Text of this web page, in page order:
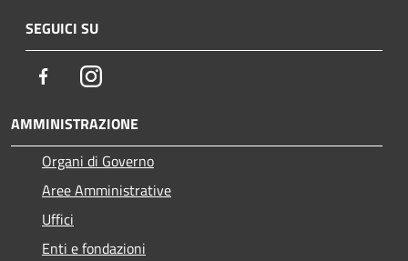
SEGUICI SU
FacebookInstagram
AMMINISTRAZIONE
Organi di Governo
Aree Amministrative
Uffici
Enti e fondazioni